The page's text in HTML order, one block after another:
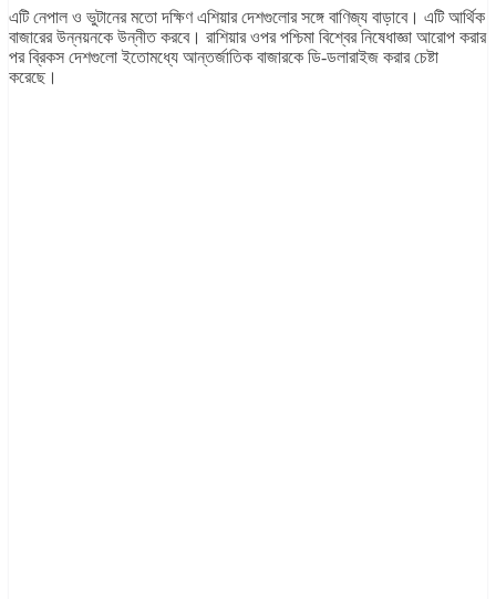
এটি নেপাল ও ভুটানের মতো দক্ষিণ এশিয়ার দেশগুলোর সঙ্গে বাণিজ্য বাড়াবে। এটি আর্থিক
বাজারের উন্নয়নকে উন্নীত করবে। রাশিয়ার ওপর পশ্চিমা বিশ্বের নিষেধাজ্ঞা আরোপ করার
পর ব্রিকস দেশগুলো ইতোমধ্যে আন্তর্জাতিক বাজারকে ডি-ডলারাইজ করার চেষ্টা
করেছে।